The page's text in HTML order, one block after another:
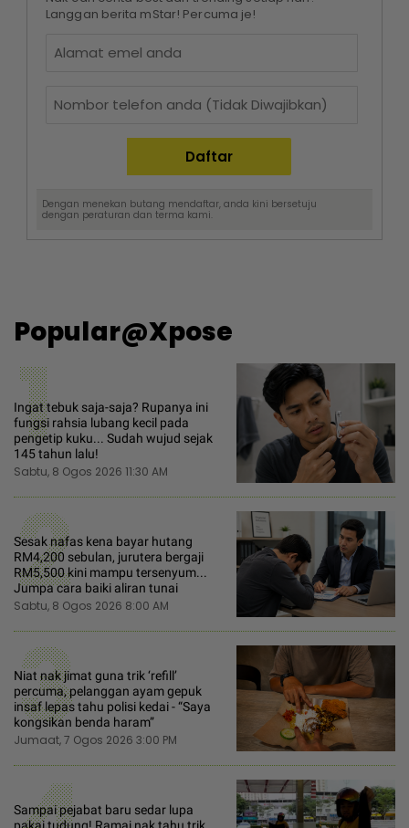
Langgan berita mStar! Percuma je!
Dengan menekan butang mendaftar, anda kini bersetuju
dengan peraturan dan terma kami.
Popular@Xpose
1
Ingat tebuk saja-saja? Rupanya ini
fungsi rahsia lubang kecil pada
pengetip kuku... Sudah wujud sejak
145 tahun lalu!
Sabtu, 8 Ogos 2026 11:30 AM
2
Sesak nafas kena bayar hutang
RM4,200 sebulan, jurutera bergaji
RM5,500 kini mampu tersenyum...
Jumpa cara baiki aliran tunai
Sabtu, 8 Ogos 2026 8:00 AM
3
Niat nak jimat guna trik ‘refill’
percuma, pelanggan ayam gepuk
insaf lepas tahu polisi kedai - “Saya
kongsikan benda haram”
Jumaat, 7 Ogos 2026 3:00 PM
Sampai pejabat baru sedar lupa